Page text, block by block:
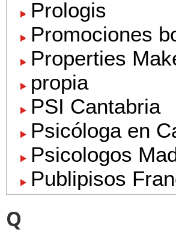
Prologis
Promociones
Properties
propia
PSI Cantabria
Psicóloga en
Psicologos
Publipisos
Q